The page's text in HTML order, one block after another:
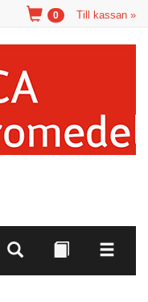
Till kassan »
0